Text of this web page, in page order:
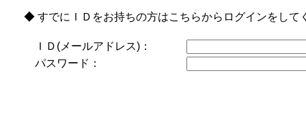
◆ すでにＩＤをお持ちの方はこちらからログインをして
ＩＤ(メールアドレス)：
パスワード：